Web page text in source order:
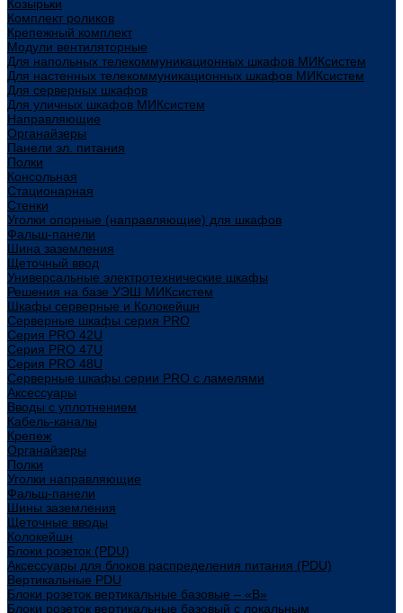
Козырьки
Комплект роликов
Крепежный комплект
Модули вентиляторные
Для напольных телекоммуникационных шкафов МИКсистем
Для настенных телекоммуникационных шкафов МИКсистем
Для серверных шкафов
Для уличных шкафов МИКсистем
Направляющие
Органайзеры
Панели эл. питания
Полки
Консольная
Стационарная
Стенки
Уголки опорные (направляющие) для шкафов
Фальш-панели
Шина заземления
Щеточный ввод
Универсальные электротехнические шкафы
Решения на базе УЭШ МИКсистем
Шкафы серверные и Колокейшн
Серверные шкафы серия PRO
Серия PRO 42U
Серия PRO 47U
Серия PRO 48U
Серверные шкафы серии PRO с ламелями
Аксессуары
Вводы с уплотнением
Кабель-каналы
Крепеж
Органайзеры
Полки
Уголки направляющие
Фальш-панели
Шины заземления
Щеточные вводы
Колокейшн
Блоки розеток (PDU)
Аксессуары для блоков распределения питания (PDU)
Вертикальные PDU
Блоки розеток вертикальные базовые – «В»
Блоки розеток вертикальные базовый с локальным